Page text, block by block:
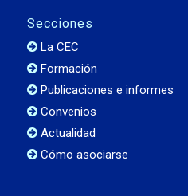
Secciones
La CEC
Formación
Publicaciones e informes
Convenios
Actualidad
Cómo asociarse